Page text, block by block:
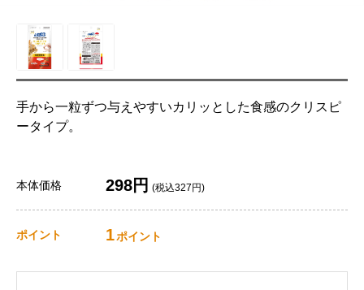
手から一粒ずつ与えやすいカリッとした食感のクリスピ
ータイプ。
本体価格 298円 (税込327円)
ポイント 1ポイント